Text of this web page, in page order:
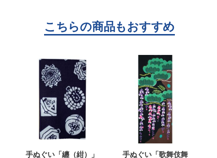
手ぬぐい「纏（紺）」 手ぬぐい「歌舞伎舞